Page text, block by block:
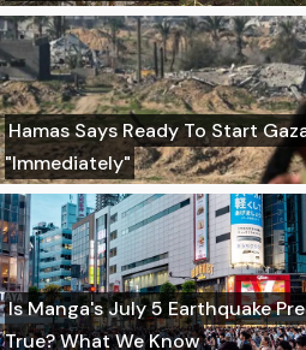
Hamas Says Ready To Start
"Immediately"
Is Manga's July 5 Earthquake
True? What We Know